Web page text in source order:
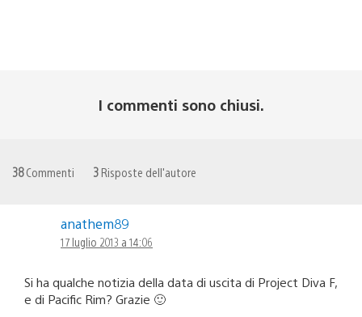
I commenti sono chiusi.
38Commenti 3 Risposte dell'autore
anathem89
17 luglio 2013 a 14:06
Si ha qualche notizia della data di uscita di Project Diva F,
e di Pacific Rim? Grazie 🙂